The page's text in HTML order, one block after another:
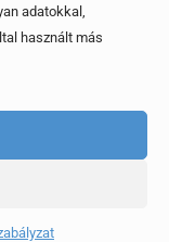
adatokkal,
használt más